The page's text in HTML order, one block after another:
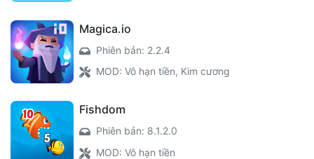
Magica.io
Phiên bản: 2.2.4
MOD: Vô hạn tiền, Kim cương
Fishdom
Phiên bản: 8.1.2.0
MOD: Vô hạn tiền